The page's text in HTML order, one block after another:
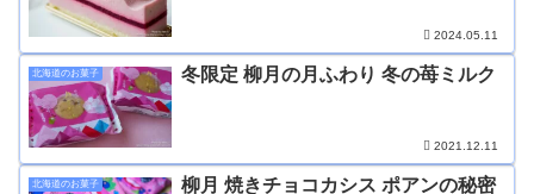
2024.05.11
北海道のお菓子 冬限定 柳月の月ふわり 冬の苺ミルク
2021.12.11
北海道のお菓子
柳月 焼きチョコカシス ポアンの秘密